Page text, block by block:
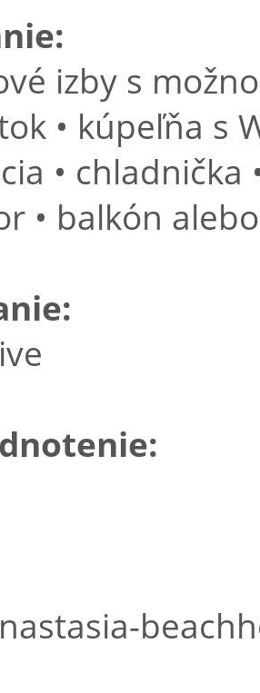
izby s
• kúpeľňa s
• chladnička
• balkón